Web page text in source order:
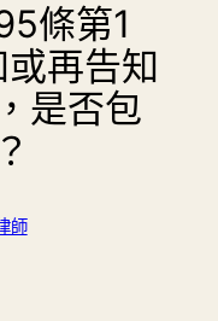
條第1
再告知
是否包
師